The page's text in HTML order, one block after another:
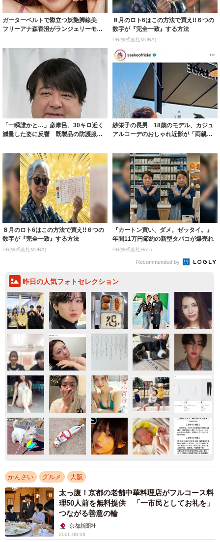
ガーターベルトで際立つ妖艶脚線美
フリーアナ森香澄がランジェリーモデ
８月のロト6はこの方法で買え!!６つの
数字が『完全一致』する方法
PR(株式会社MURA)
「一瞬誰かと…」彦摩呂、30キロ近く
減量した姿に反響 既製品の防護服が
紗栄子の長男 18歳のモデル、カジュ
アルコーデのおしゃれ近影が「両親の
８月のロト6はこの方法で買え!!６つの
数字が『完全一致』する方法
PR(株式会社MURA)
『カートン買い、ダメ。ゼッタイ。』
年間11万円節約の新型タバコが爆売れ
PR(株式会社HAL)
Recommended by
昨日の人気フォトセレクション
かんさい グルメ 大阪
太っ腹！京都の老舗中華料理店がフルコース料
理50人前を無料提供 「一市民としてお礼を」
つながる善意の輪
京都新聞社
2026.08.08